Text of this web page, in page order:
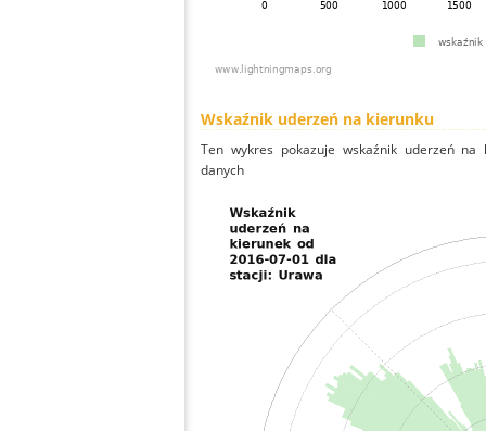
Wskaźnik uderzeń na kierunku
Ten wykres pokazuje wskaźnik uderzeń
danych